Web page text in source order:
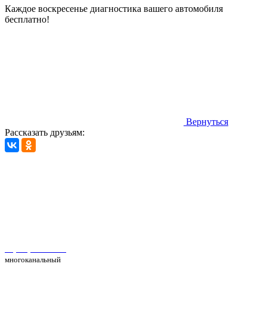
Каждое воскресенье диагностика вашего автомобиля
бесплатно!
Вернуться
Рассказать друзьям:
многоканальный